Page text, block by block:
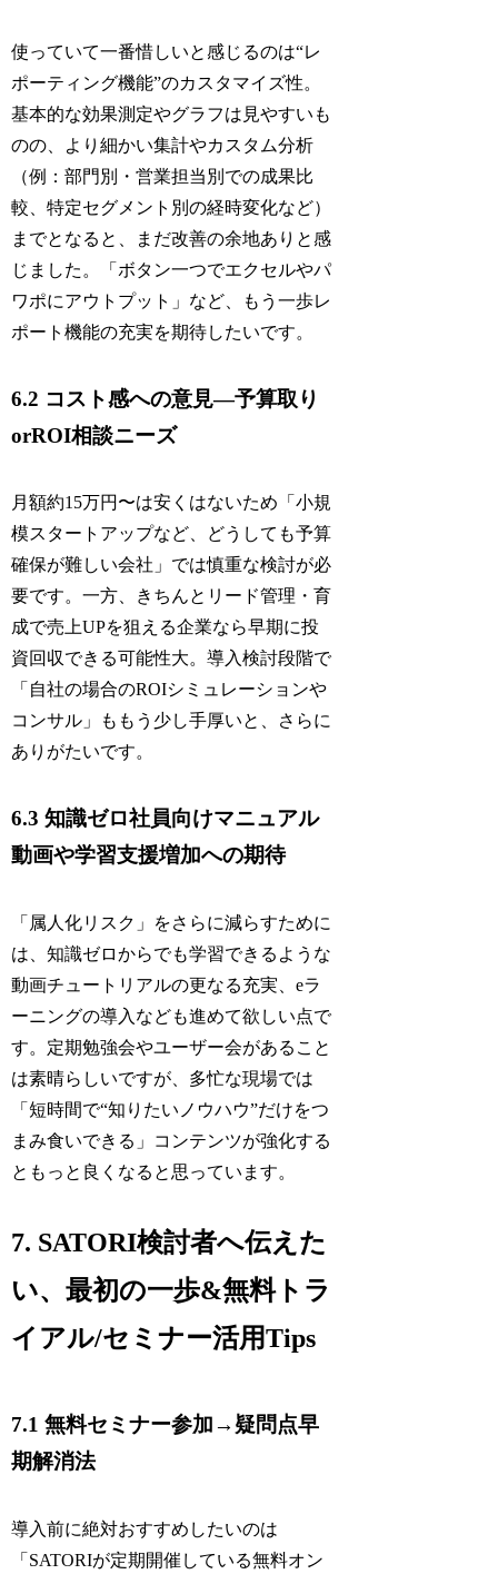
使っていて一番惜しいと感じるのは“レ
ポーティング機能”のカスタマイズ性。
基本的な効果測定やグラフは見やすいも
のの、より細かい集計やカスタム分析
（例：部門別・営業担当別での成果比
較、特定セグメント別の経時変化など）
までとなると、まだ改善の余地ありと感
じました。「ボタン一つでエクセルやパ
ワポにアウトプット」など、もう一歩レ
ポート機能の充実を期待したいです。
6.2 コスト感への意見―予算取り
orROI相談ニーズ
月額約15万円〜は安くはないため「小規
模スタートアップなど、どうしても予算
確保が難しい会社」では慎重な検討が必
要です。一方、きちんとリード管理・育
成で売上UPを狙える企業なら早期に投
資回収できる可能性大。導入検討段階で
「自社の場合のROIシミュレーションや
コンサル」ももう少し手厚いと、さらに
ありがたいです。
6.3 知識ゼロ社員向けマニュアル
動画や学習支援増加への期待
「属人化リスク」をさらに減らすために
は、知識ゼロからでも学習できるような
動画チュートリアルの更なる充実、eラ
ーニングの導入なども進めて欲しい点で
す。定期勉強会やユーザー会があること
は素晴らしいですが、多忙な現場では
「短時間で“知りたいノウハウ”だけをつ
まみ食いできる」コンテンツが強化する
ともっと良くなると思っています。
7. SATORI検討者へ伝えた
い、最初の一歩&無料トラ
イアル/セミナー活用Tips
7.1 無料セミナー参加→疑問点早
期解消法
導入前に絶対おすすめしたいのは
「SATORIが定期開催している無料オン